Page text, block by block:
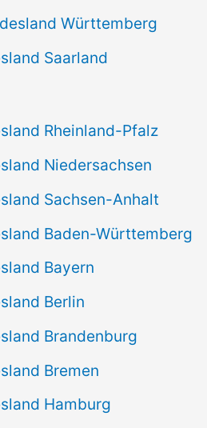
Württemberg
Saarland
Rheinland-Pfalz
Niedersachsen
Sachsen-Anhalt
Baden-Württemberg
Bayern
Berlin
Brandenburg
Bremen
Hamburg